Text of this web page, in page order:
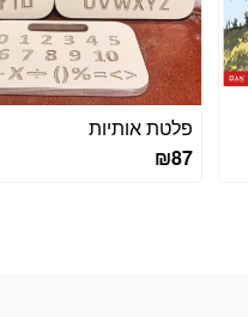
פלטת אותיות
₪87